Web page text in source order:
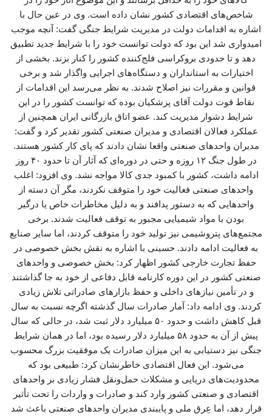
شاخص‌های اقتصادی کشور نشان داده است. وی در عین حال با
اشاره به اقدامات دولت در مدیریت شرایط جنگی گفت: آنچه موجب
امیدواری شد این بود که دولت توانست خود را با شرایط جدید تطبیق
دهد و تا حدودی بروکراسی فلج‌کننده کشور را کنار بزند. بخشی از
اختیارات به استانداران و دستگاه‌های اجرایی واگذار شد و برخی
قوانین و مقررات نیز اصلاح شدند. به نظر می‌رسد این اقدامات از
نقاط قوت دولت آقای پزشکیان بوده که توانست کشور را در این
شرایط دشوار مدیریت کند. عضو اتاق بازرگانی ایران همچنین از
عملکرد فعالان اقتصادی و مدیران صنعتی کشور تقدیر کرد و گفت:
مدیران واحدهای صنعتی واقعا نشان دادند که پای کار کشور هستند.
در طول جنگ ۱۲ روزه و حتی در دوره‌ای که آثار آن تا حدود ۴۰ روز
ادامه داشت، کشور با کمبود جدی کالا مواجه نشد. وی افزود: اغلب
واحدهای صنعتی فعالیت خود را متوقف نکردند، مگر آن دسته از
واحدهایی که به دستور پدافند و به دلیل مخاطرات خاص یا درگیر
بودن با مواد شیمیایی مجبور به توقف فعالیت شدند. برخی
مجتمع‌های پتروشیمی نیز تولید خود را متوقف کردند، اما سایر صنایع
به فعالیت ادامه دادند. حسینی با اشاره به نقش بخش خصوصی در
حفظ تجارت خارجی کشور اظهار کرد: بخش خصوصی و واحدهای
صنعتی کشور در این دوره کارنامه قابل دفاعی از خود به جا گذاشتند
و در تأمین نیازهای داخلی و حفظ بازارهای صادراتی تلاش زیادی
کردند. وی ادامه داد: آمار صادرات سال گذشته اگرچه نسبت به سال
قبل کاهش داشت و حدود ۵۰ میلیارد دلار ثبت شد، در حالی که سال
پیش از آن به حدود ۵۸ میلیارد دلار رسیده بود، اما در همان شرایط
جنگی نیز دستیابی به این میزان صادرات یک موفقیت بزرگ محسوب
می‌شود. این فعال اقتصادی خاطرنشان کرد: طبیعی بود که
محدودیت‌های دریایی و مشکلات حمل‌ونقل فشار زیادی بر واحدهای
اقتصادی و صنعتی کشور وارد کند و صادرات و واردات را تحت تأثیر
قرار دهد، اما عِرق ملی و پایبندی مدیران واحدهای صنعتی باعث شد